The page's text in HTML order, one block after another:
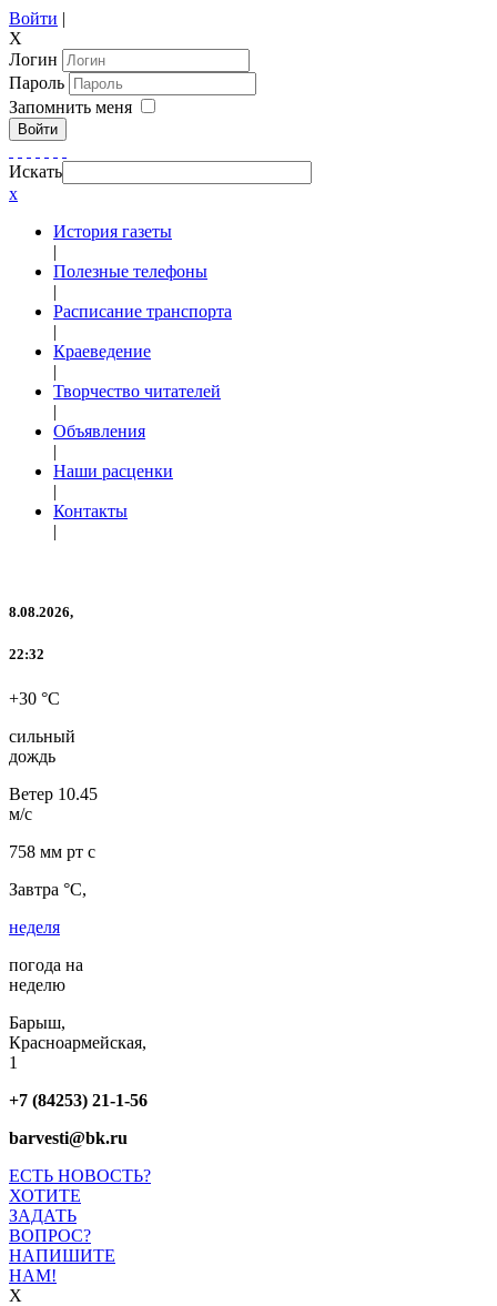
Войти |
X
Логин
Пароль
Запомнить меня
Войти
Искать
x
История газеты
|
Полезные телефоны
|
Расписание транспорта
|
Краеведение
|
Творчество читателей
|
Объявления
|
Наши расценки
|
Контакты
|
8.08.2026,
22:32
+30 °C
сильный
дождь
Ветер 10.45
м/с
758 мм рт с
Завтра °C,
неделя
погода на
неделю
Барыш,
Красноармейская,
1
+7 (84253) 21-1-56
barvesti@bk.ru
ЕСТЬ НОВОСТЬ?
ХОТИТЕ
ЗАДАТЬ
ВОПРОС?
НАПИШИТЕ
НАМ!
X